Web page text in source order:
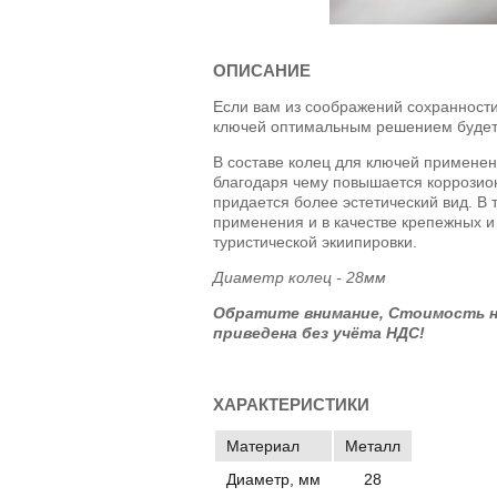
ОПИСАНИЕ
Если вам из соображений
ключей оптимальным решением
В составе колец для ключей
благодаря чему повышается
придается более эстетический вид.
применения и в качестве крепежных
туристической экиипировки.
Диаметр колец - 28мм
Обратите внимание, Стоимость
приведена без учёта НДС!
ХАРАКТЕРИСТИКИ
Материал
Металл
Диаметр, мм
28